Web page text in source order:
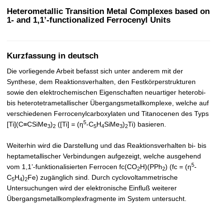
Heterometallic Transition Metal Complexes based on
1- and 1,1’-functionalized Ferrocenyl Units
Kurzfassung in deutsch
Die vorliegende Arbeit befasst sich unter anderem mit der
Synthese, dem Reaktionsverhalten, den Festkörperstrukturen
sowie den elektrochemischen Eigenschaften neuartiger heterobi-
bis heterotetrametallischer Übergangsmetallkomplexe, welche auf
verschiedenen Ferrocenylcarboxylaten und Titanocenen des Typs
[Ti](C≡CSiMe3)2 ([Ti] = (η5-C5H4SiMe3)2Ti) basieren.
Weiterhin wird die Darstellung und das Reaktionsverhalten bi- bis
heptametallischer Verbindungen aufgezeigt, welche ausgehend
vom 1,1’-funktionalisierten Ferrocen fc(CO2H)(PPh2) (fc = (η5-
C5H4)2Fe) zugänglich sind. Durch cyclovoltammetrische
Untersuchungen wird der elektronische Einfluß weiterer
Übergangsmetallkomplexfragmente im System untersucht.